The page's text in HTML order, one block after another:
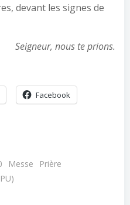
devant les signes de
Seigneur, nous te prions.
Facebook
Messe
Prière